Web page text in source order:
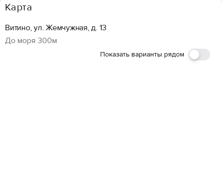
Карта
Витино, ул. Жемчужная, д. 13
До моря 300м
Показать варианты рядом